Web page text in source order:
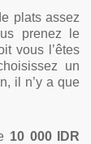
plats assez
prenez le
vous l’êtes
un
il n’y a que
10 000 IDR